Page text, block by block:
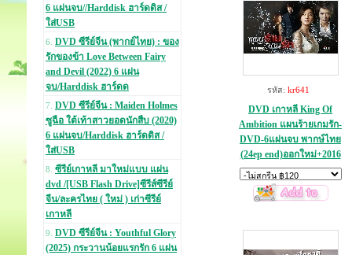
6 แผ่นจบ//Harddisk ฮาร์ดดิส /
ใส่USB
6. DVD ซีรีย์จีน (พากย์ไทย) : ของ
รักของข้า Love Between Fairy
and Devil (2022) 6 แผ่น
จบ/Harddisk ฮาร์ดด
7. DVD ซีรีย์จีน : Maiden Holmes
ซูฉือ ใต้เท้าสาวยอดนักสืบ (2020)
6 แผ่นจบ/Harddisk ฮาร์ดดิส /
ใส่USB
8. ซีรีย์เกาหลี มาใหม่แบบ แผ่น
dvd /[USB Flash Drive]ซีรีส์ซีรีย์
จีน/ละครไทย ( ใหม่ ) เก่าซีรีย์
เกาหลี
9. DVD ซีรีย์จีน : Youthful Glory
(2025) กระวานน้อยแรกรัก 6 แผ่น
รหัส: kr641
DVD เกาหลี King Of
Ambition แผนร้ายเกมรัก-
DVD-6แผ่นจบ พากษ์ไทย
(24ep end)ออกใหม่+2016